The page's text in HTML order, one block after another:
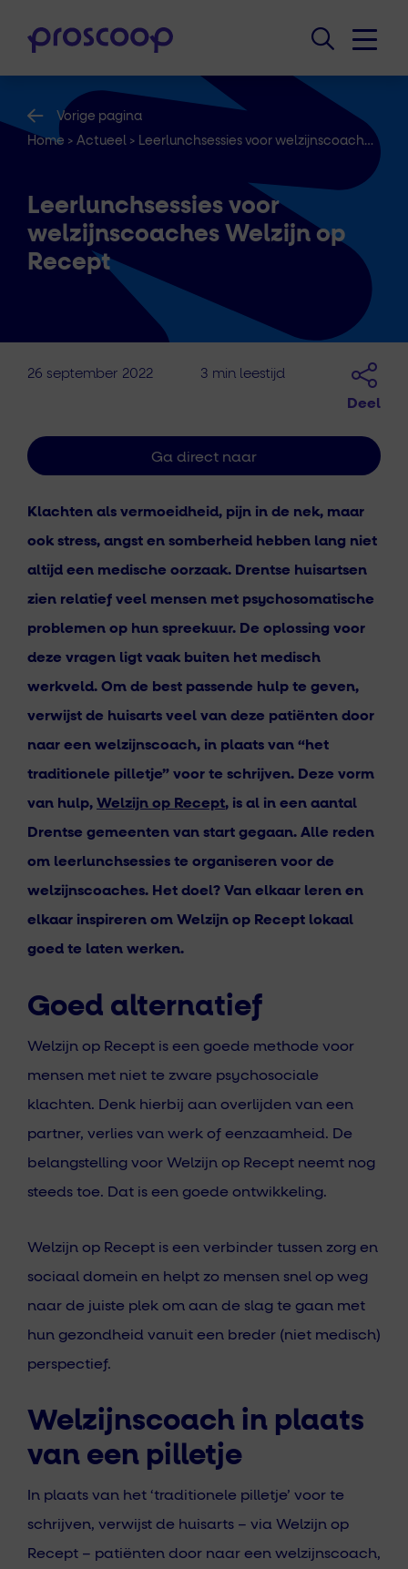
Vorige pagina
Home > Actueel > Leerlunchsessies voor welzijnscoaches Welzijn op Recept
Leerlunchsessies voor
welzijnscoaches Welzijn op
Recept
26 september 2022 3 min leestijd
Deel
Klachten als vermoeidheid, pijn in de nek, maar
ook stress, angst en somberheid hebben lang niet
altijd een medische oorzaak. Drentse huisartsen
zien relatief veel mensen met psychosomatische
problemen op hun spreekuur. De oplossing voor
deze vragen ligt vaak buiten het medisch
werkveld. Om de best passende hulp te geven,
verwijst de huisarts veel van deze patiënten door
naar een welzijnscoach, in plaats van “het
traditionele pilletje” voor te schrijven. Deze vorm
van hulp, Welzijn op Recept, is al in een aantal
Drentse gemeenten van start gegaan. Alle reden
om leerlunchsessies te organiseren voor de
welzijnscoaches. Het doel? Van elkaar leren en
elkaar inspireren om Welzijn op Recept lokaal
goed te laten werken.
Goed alternatief
Welzijn op Recept is een goede methode voor
mensen met niet te zware psychosociale
klachten. Denk hierbij aan overlijden van een
partner, verlies van werk of eenzaamheid. De
belangstelling voor Welzijn op Recept neemt nog
steeds toe. Dat is een goede ontwikkeling.
Welzijn op Recept is een verbinder tussen zorg en
sociaal domein en helpt zo mensen snel op weg
naar de juiste plek om aan de slag te gaan met
hun gezondheid vanuit een breder (niet medisch)
perspectief.
Welzijnscoach in plaats
van een pilletje
In plaats van het ‘traditionele pilletje’ voor te
schrijven, verwijst de huisarts – via Welzijn op
Recept – patiënten door naar een welzijnscoach,